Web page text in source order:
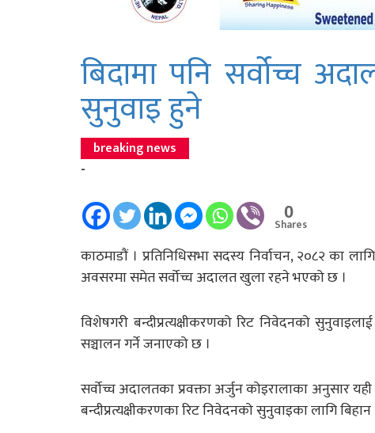
बिदामा पनि सर्वोच्च
सुनुवाइ हुने
breaking news
-
0
Shares
काठमाडौं । प्रतिनिधिसभा सदस्य निर्वाचन, २०८२ का
अवसरमा समेत सर्वोच्च अदालत खुला रहने भएको छ ।
विशेषगरी बन्दीप्रत्यक्षीकरणको रिट निवेदनको
सञ्चालन गर्ने जनाएको छ ।
सर्वोच्च अदालतका प्रवक्ता अर्जुन कोइरालाका अनुसार
बन्दीप्रत्यक्षीकरणका रिट निवेदनको सुनुवाइका लागि